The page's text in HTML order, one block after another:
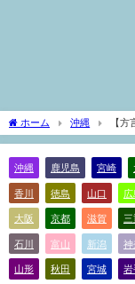
ホーム 沖縄 【
沖縄 鹿児島 宮崎
香川 徳島 山口 広
大阪 京都 滋賀
石川 富山 新潟 神
山形 秋田 宮城 岩